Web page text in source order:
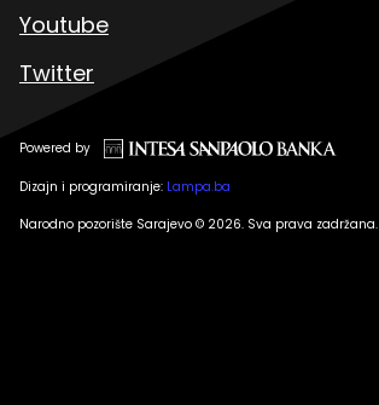
Youtube
Twitter
Powered by
Dizajn i programiranje: Lampa.ba
Narodno pozorište Sarajevo © 2026. Sva prava zadržana.